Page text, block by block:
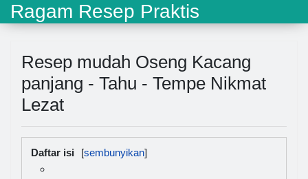
Ragam Resep Praktis
Resep mudah Oseng Kacang
panjang - Tahu - Tempe Nikmat
Lezat
Daftar isi